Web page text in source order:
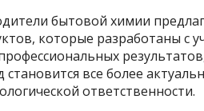
бытовой химии
которые разработаны с
все более
ответственности.